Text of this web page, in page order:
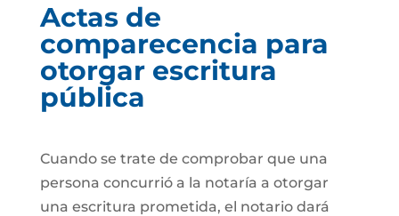
Actas de
comparecencia para
otorgar escritura
pública
Cuando se trate de comprobar que una
persona concurrió a la notaría a otorgar
una escritura prometida, el notario dará